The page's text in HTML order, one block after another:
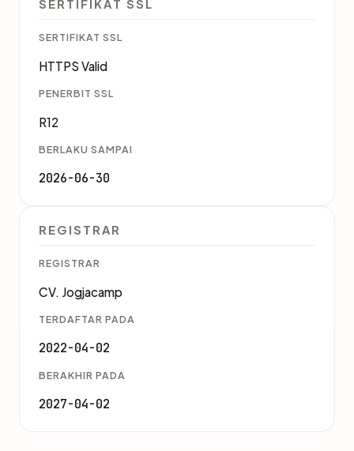
SERTIFIKAT SSL
SERTIFIKAT SSL
HTTPS Valid
PENERBIT SSL
R12
BERLAKU SAMPAI
2026-06-30
REGISTRAR
REGISTRAR
CV. Jogjacamp
TERDAFTAR PADA
2022-04-02
BERAKHIR PADA
2027-04-02